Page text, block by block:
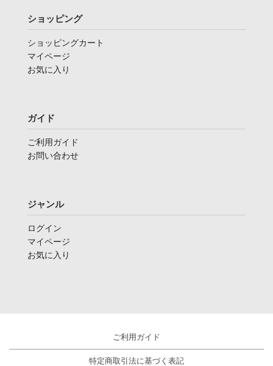
ショッピング
ショッピングカート
マイページ
お気に入り
ガイド
ご利用ガイド
お問い合わせ
ジャンル
ログイン
マイページ
お気に入り
ご利用ガイド
特定商取引法に基づく表記